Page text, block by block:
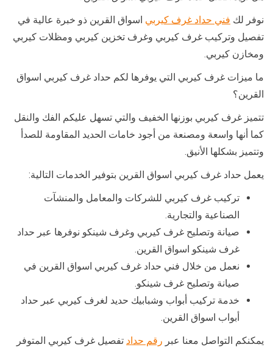
نوفر لك فني حداد غرف كيربي اسواق القرين ذو خبرة عالية في
تفصيل وتركيب غرف كيربي وغرف تخزين كيربي ومظلات كيربي
ومخازن كيربي.
ما ميزات غرف كيربي التي يوفرها لكم حداد غرف كيربي اسواق
القرين؟
تتميز غرف كيربي بوزنها الخفيف والتي تسهل عليكم الفك والنقل
كما أنها واسعة ومصنعة من أجود خامات الحديد المقاومة للصدأ
وتتميز بشكلها الأنيق.
يعمل حداد غرف كيربي اسواق القرين بتوفير الخدمات التالية:
تركيب غرف كيربي للشركات والمعامل والمنشآت
الصناعية والتجارية.
صيانة وتصليح غرف كيربي وغرف شينكو نوفرها عبر حداد
غرف شينكو اسواق القرين.
نعمل من خلال فني حداد غرف كيربي اسواق القرين في
صيانة وتصليح غرف شينكو.
خدمة تركيب أبواب وشبابيك حديد لغرف كيربي عبر حداد
أبواب اسواق القرين.
يمكنكم التواصل معنا عبر رقم حداد تفصيل غرف كيربي المتوفر